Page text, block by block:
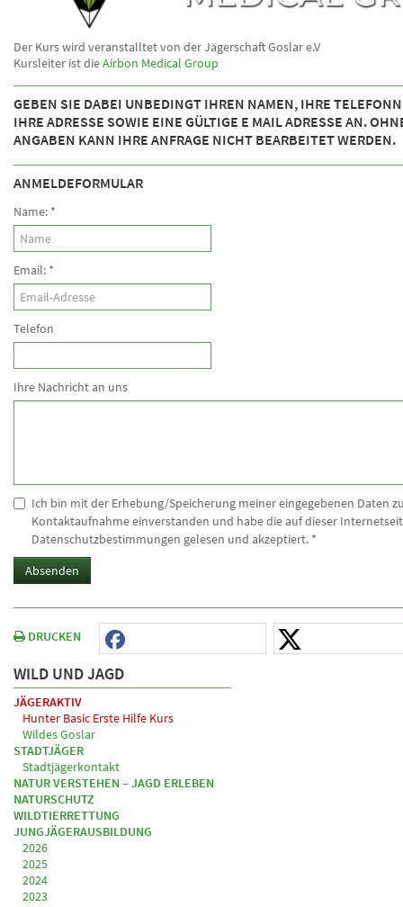
Der Kurs wird veranstalltet von der Jägerschaft Goslar e.V
Kursleiter ist dieAirbon Medical Group
GEBEN SIE DABEI UNBEDINGT IHREN NAMEN, IHRE
IHRE ADRESSE SOWIE EINE GÜLTIGE E MAIL ADRESSE AN.
ANGABEN KANN IHRE ANFRAGE NICHT BEARBEITET WERDEN.
ANMELDEFORMULAR
Name: *
Email: *
Telefon
Ihre Nachricht an uns
Ich bin mit der Erhebung/Speicherung meiner eingegebenen Daten
Kontaktaufnahme einverstanden und habe die auf dieser
Datenschutzbestimmungen gelesen und akzeptiert. *
Absenden
DRUCKEN
WILD UND JAGD
JÄGERAKTIV
Hunter Basic Erste Hilfe Kurs
Wildes Goslar
STADTJÄGER
Stadtjägerkontakt
NATUR VERSTEHEN – JAGD ERLEBEN
NATURSCHUTZ
WILDTIERRETTUNG
JUNGJÄGERAUSBILDUNG
2026
2025
2024
2023